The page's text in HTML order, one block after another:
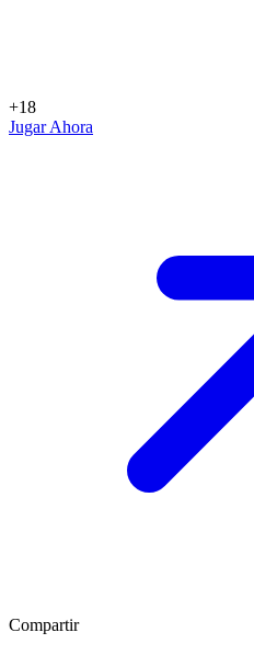
+18
Jugar Ahora
Compartir